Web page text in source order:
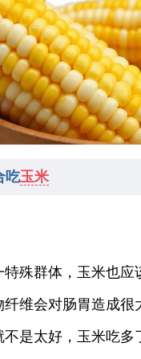
吃玉米
殊群体，玉米也应
纤维会对肠胃造成很
不是太好，玉米吃多